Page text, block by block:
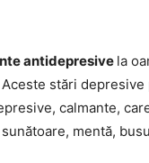
antidepresive la
stări
calmante,
mentă,